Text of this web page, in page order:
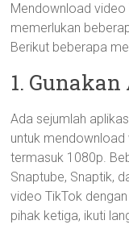
Mendownload video
memerlukan
Berikut beberapa
1.
Ada sejumlah
untuk mendownload
termasuk 1080p.
Snaptube, Snaptik,
video TikTok
pihak ketiga, ikuti